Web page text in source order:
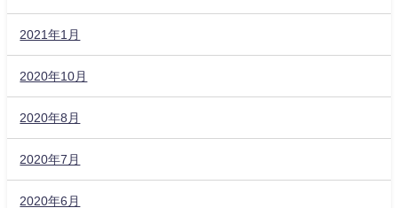
2021年1月
2020年10月
2020年8月
2020年7月
2020年6月